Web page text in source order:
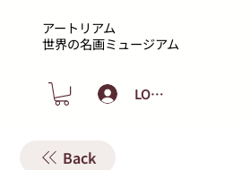
アートリアム
​世界の名画ミュージアム
LOGIN
Back